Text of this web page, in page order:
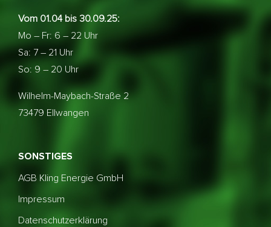
Vom 01.04 bis 30.09.25:
Mo – Fr: 6 – 22 Uhr
Sa: 7 – 21 Uhr
So: 9 – 20 Uhr
Wilhelm-Maybach-Straße 2
73479 Ellwangen
SONSTIGES
AGB Kling Energie GmbH
Impressum
Datenschutzerklärung